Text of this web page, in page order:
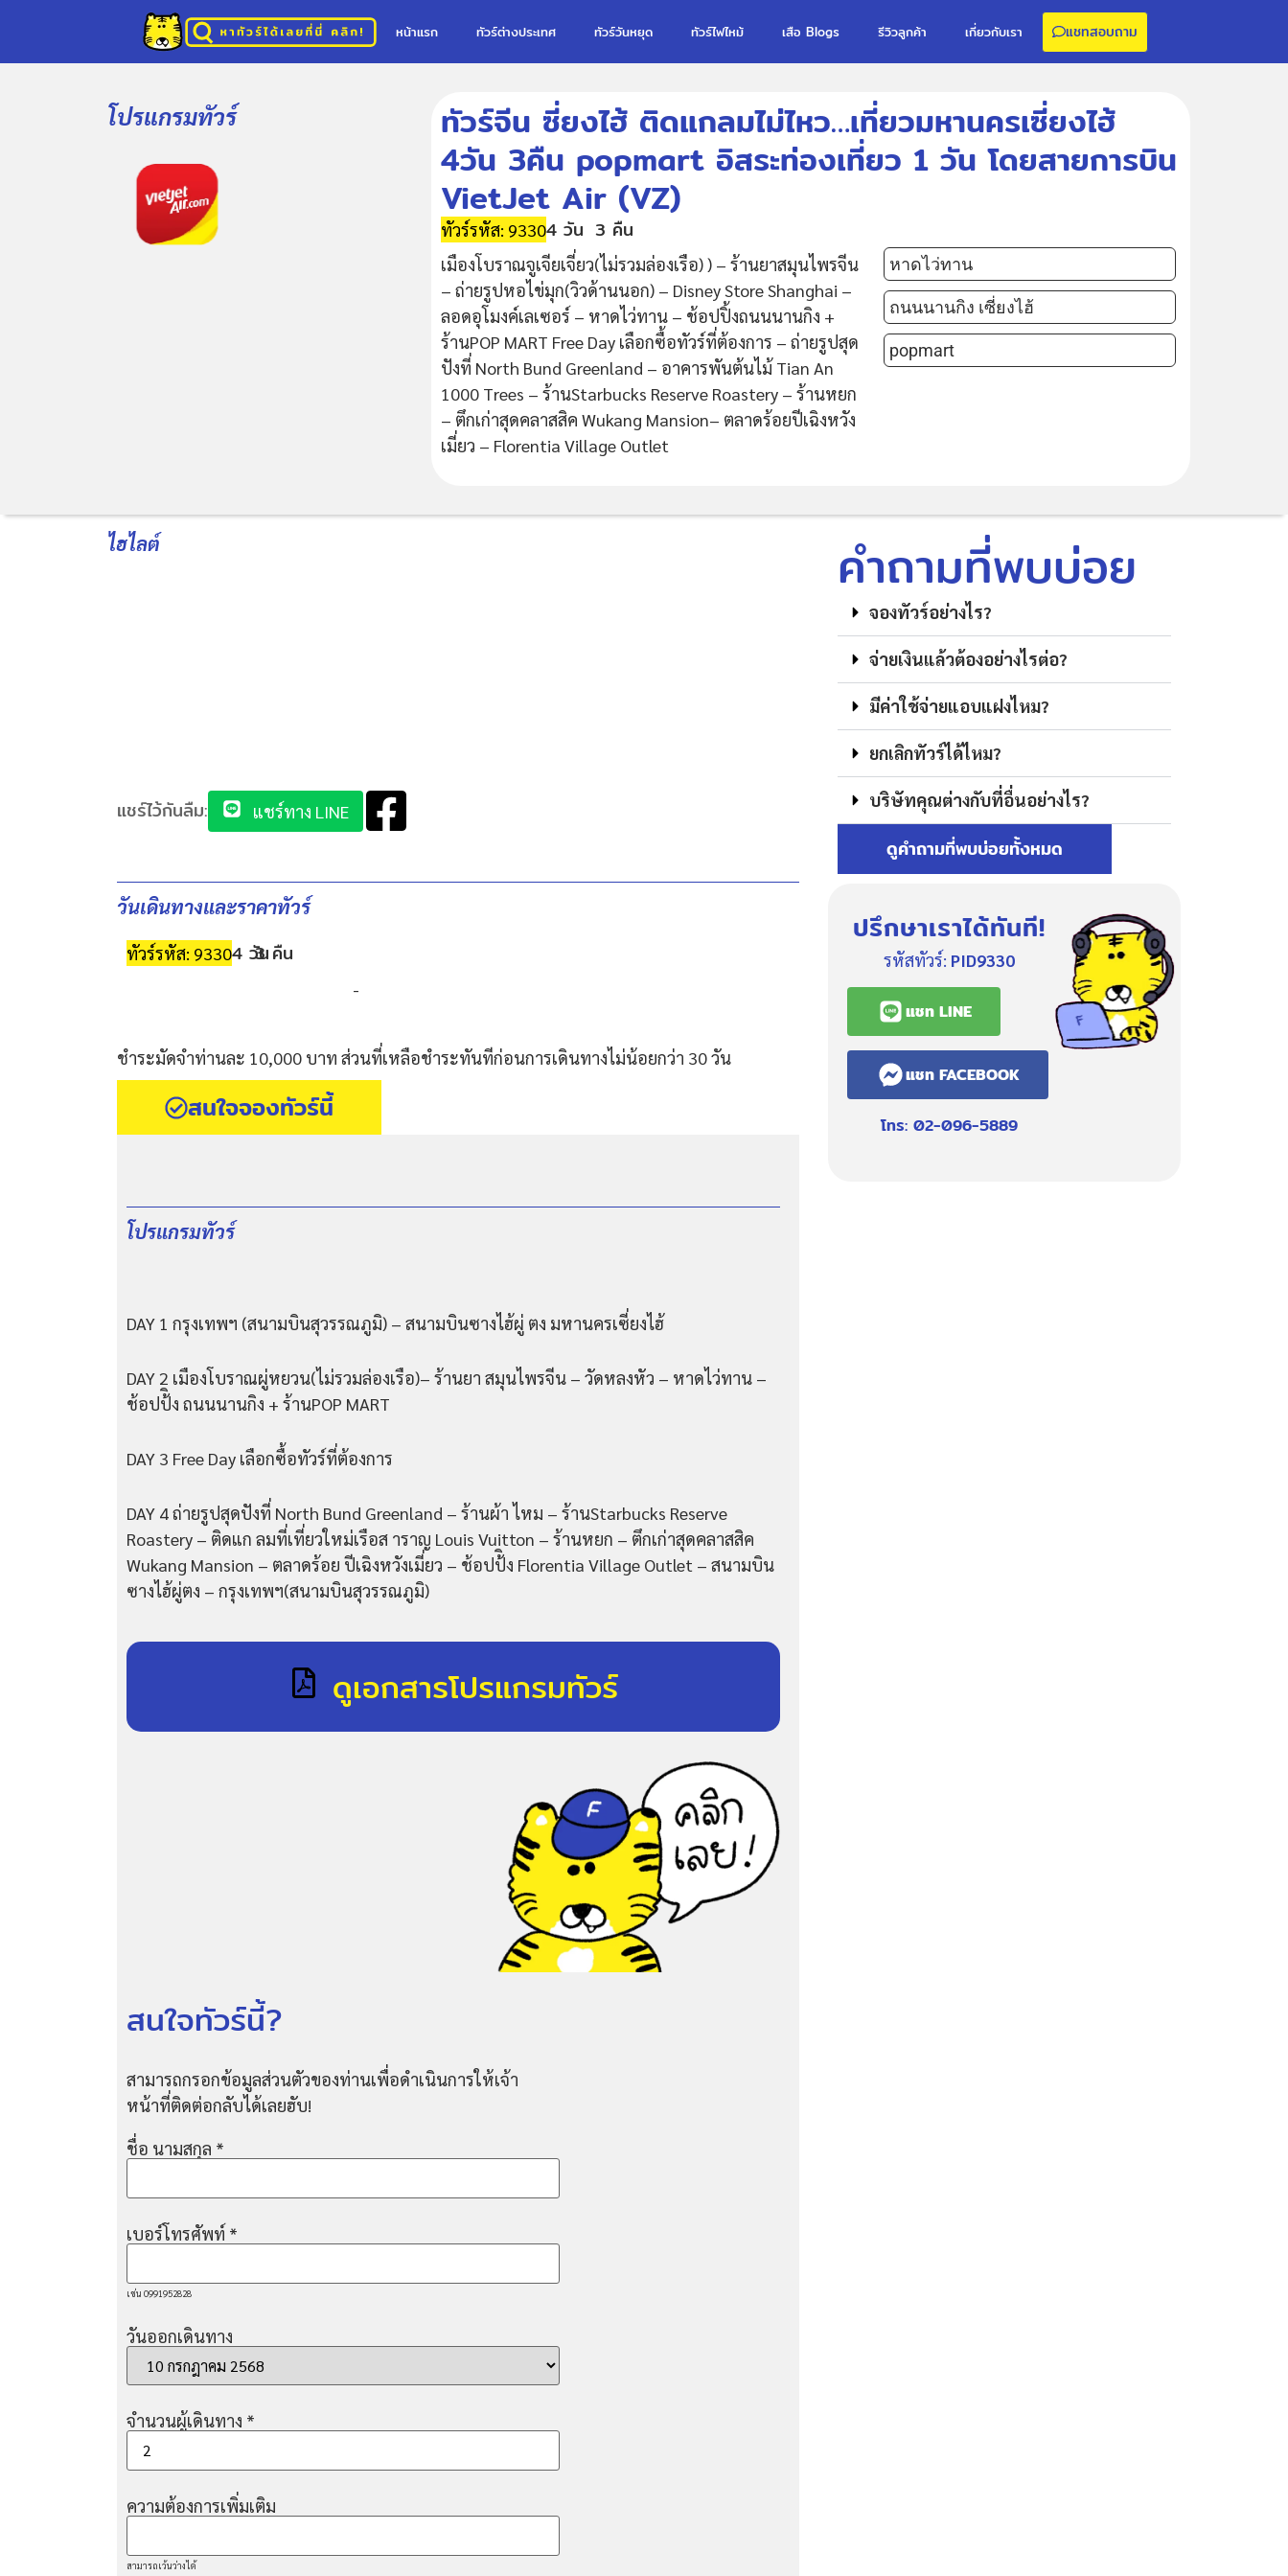
หน้าแรก ทัวร์ต่างประเทศ ทัวร์วันหยุด ทัวร์ไฟไหม้ เสือ Blogs รีวิวลูกค้า เกี่ยวกับเรา แชทสอบถาม
โปรแกรมทัวร์
ทัวร์จีน ซี่ยงไฮ้ ติดแกลมไม่ไหว…เที่ยวมหานครเซี่ยงไฮ้
4วัน 3คืน popmart อิสระท่องเที่ยว 1 วัน โดยสายการบิน
VietJet Air (VZ)
ทัวร์รหัส: 93304 วัน 3 คืน
เมืองโบราณจูเจียเจี่ยว(ไม่รวมล่องเรือ) ) – ร้านยาสมุนไพรจีน
– ถ่ายรูปหอไข่มุก(วิวด้านนอก) – Disney Store Shanghai –
ลอดอุโมงค์เลเซอร์ – หาดไว่ทาน – ช้อปปิ้งถนนนานกิง +
ร้านPOP MART Free Day เลือกซื้อทัวร์ที่ต้องการ – ถ่ายรูปสุด
ปังที่ North Bund Greenland – อาคารพันต้นไม้ Tian An
1000 Trees – ร้านStarbucks Reserve Roastery – ร้านหยก
– ตึกเก่าสุดคลาสสิค Wukang Mansion– ตลาดร้อยปีเฉิงหวัง
เมี่ยว – Florentia Village Outlet
หาดไว่ทาน
ถนนนานกิง เซี่ยงไฮ้
popmart
ไฮไลต์
แชร์ไว้กันลืม: แชร์ทาง LINE
วันเดินทางและราคาทัวร์
ทัวร์รหัส: 93304 วัน3 คืน
-
ชำระมัดจำท่านละ 10,000 บาท ส่วนที่เหลือชำระทันทีก่อนการเดินทางไม่น้อยกว่า 30 วัน
สนใจจองทัวร์นี้
โปรแกรมทัวร์
DAY 1 กรุงเทพฯ (สนามบินสุวรรณภูมิ) – สนามบินซางไฮ้ผู่ ตง มหานครเซี่ยงไฮ้
DAY 2 เมืองโบราณผู่หยวน(ไม่รวมล่องเรือ)– ร้านยา สมุนไพรจีน – วัดหลงหัว – หาดไว่ทาน –
ช้อปป้ิง ถนนนานกิง + ร้านPOP MART
DAY 3 Free Day เลือกซื้อทัวร์ที่ต้องการ
DAY 4 ถ่ายรูปสุดปังที่ North Bund Greenland – ร้านผ้า ไหม – ร้านStarbucks Reserve
Roastery – ติดแก ลมที่เที่ยวใหม่เรือส าราญ Louis Vuitton – ร้านหยก – ตึกเก่าสุดคลาสสิค
Wukang Mansion – ตลาดร้อย ปีเฉิงหวังเมี่ยว – ช้อปป้ิง Florentia Village Outlet – สนามบิน
ซางไฮ้ผู่ตง – กรุงเทพฯ(สนามบินสุวรรณภูมิ)
ดูเอกสารโปรแกรมทัวร์
สนใจทัวร์นี้?
สามารถกรอกข้อมูลส่วนตัวของท่านเพื่อดำเนินการให้เจ้า
หน้าที่ติดต่อกลับได้เลยฮับ!
ชื่อ นามสกุล *
เบอร์โทรศัพท์ *
เช่น 0991952828
วันออกเดินทาง
จำนวนผู้เดินทาง *
ความต้องการเพิ่มเติม
สามารถเว้นว่างได้
คำถามที่พบบ่อย
จองทัวร์อย่างไร?
จ่ายเงินแล้วต้องอย่างไรต่อ?
มีค่าใช้จ่ายแอบแฝงไหม?
ยกเลิกทัวร์ได้ไหม?
บริษัทคุณต่างกับที่อื่นอย่างไร?
ดูคำถามที่พบบ่อยทั้งหมด
ปรึกษาเราได้ทันที!
รหัสทัวร์: PID9330
แชท LINE
แชท FACEBOOK
โทร: 02-096-5889